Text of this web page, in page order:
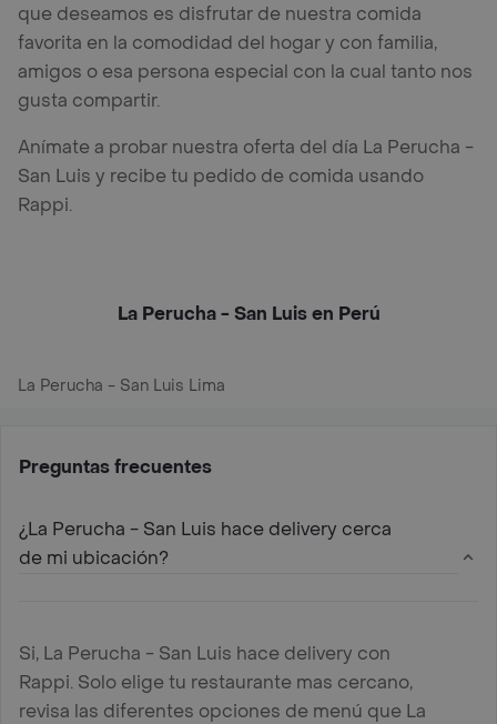
que deseamos es disfrutar de nuestra comida
favorita en la comodidad del hogar y con familia,
amigos o esa persona especial con la cual tanto nos
gusta compartir.
Anímate a probar nuestra oferta del día La Perucha -
San Luis y recibe tu pedido de comida usando
Rappi.
La Perucha - San Luis en Perú
La Perucha - San Luis Lima
Preguntas frecuentes
¿La Perucha - San Luis hace delivery cerca
de mi ubicación?
Si, La Perucha - San Luis hace delivery con
Rappi. Solo elige tu restaurante mas cercano,
revisa las diferentes opciones de menú que La